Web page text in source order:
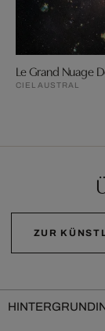
Le Grand Nuage
CIEL AUSTRAL
ZUR